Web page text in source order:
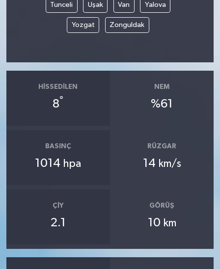
Tunceli Uşak Van Yalova
Yozgat Zonguldak
HISSEDILEN
8°
NEM
%61
BASINÇ
1014 hpa
RÜZGAR
14 km/s
ÇIY
2.1
GÖRÜŞ
10 km